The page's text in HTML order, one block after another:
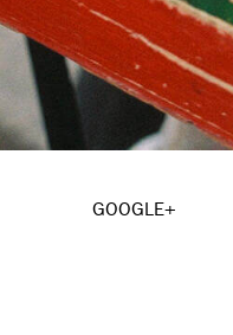
GOOGLE+